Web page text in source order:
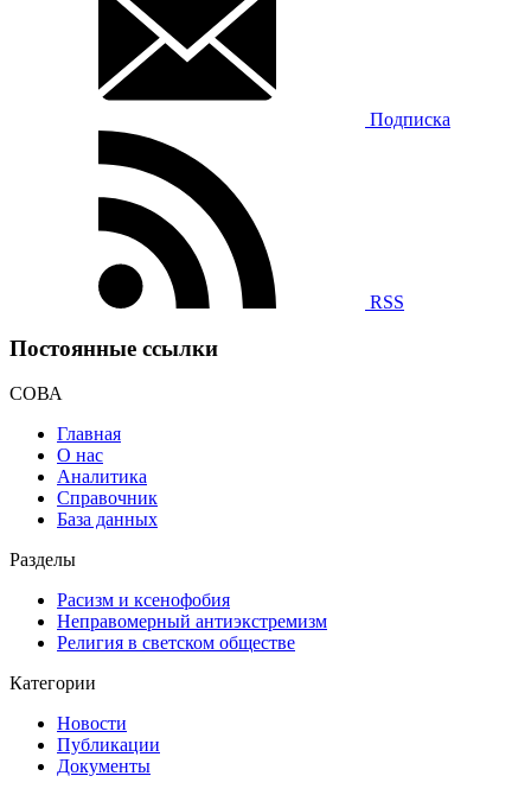
Подписка
RSS
Постоянные ссылки
СОВА
Главная
О нас
Аналитика
Справочник
База данных
Разделы
Расизм и ксенофобия
Неправомерный антиэкстремизм
Религия в светском обществе
Категории
Новости
Публикации
Документы